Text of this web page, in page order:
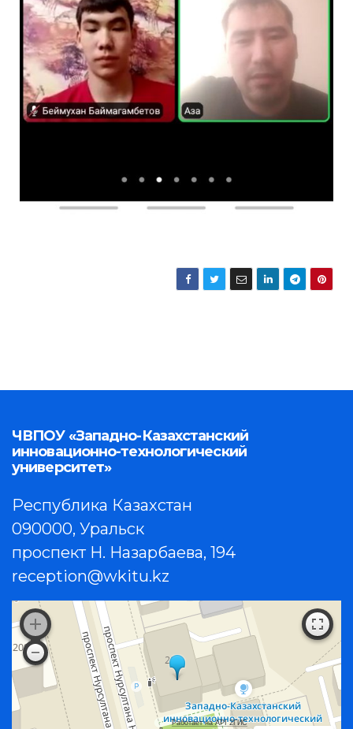
ЧВПОУ «Западно-Казахстанский
инновационно-технологический
университет»
Республика Казахстан
090000, Уральск
проспект Н. Назарбаева, 194
reception@wkitu.kz
Работает на API 2ГИС